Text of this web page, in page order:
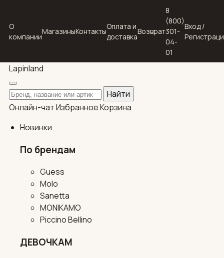
О
компании
МагазиныКонтакты
Оплата и
доставка
Возврат
8
(800)
301-
04-
01
Вход /
Lapinland
Поиск по каталогу
Найти
Онлайн-чатИзбранноеКорзина
Новинки
По брендам
Guess
Molo
Sanetta
MONIKAMO
Piccino Bellino
ДЕВОЧКАМ